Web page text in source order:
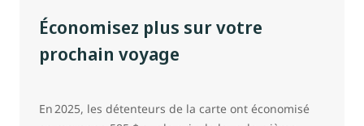
Économisez plus sur votre
prochain voyage
En 2025, les détenteurs de la carte ont économisé